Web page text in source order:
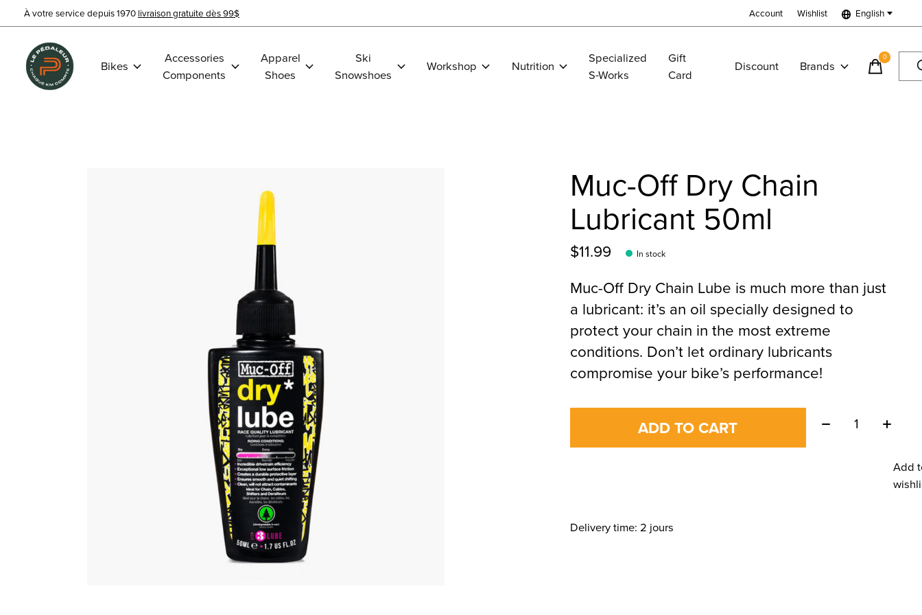
À votre service depuis 1970 livraison gratuite dès 99$ Account Wishlist English
Bikes
Accessories
Components
Apparel
Shoes
Ski
Snowshoes
Workshop Nutrition
Specialized
S-Works
Gift
Card
Discount Brands
0items
Muc-Off Dry Chain
Lubricant 50ml
$11.99 In stock
Muc-Off Dry Chain Lube is much more than just
a lubricant: it’s an oil specially designed to
protect your chain in the most extreme
conditions. Don’t let ordinary lubricants
compromise your bike’s performance!
ADD TO CART Quantity:
Add
Delivery time: 2 jours